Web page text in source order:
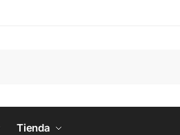
Tienda